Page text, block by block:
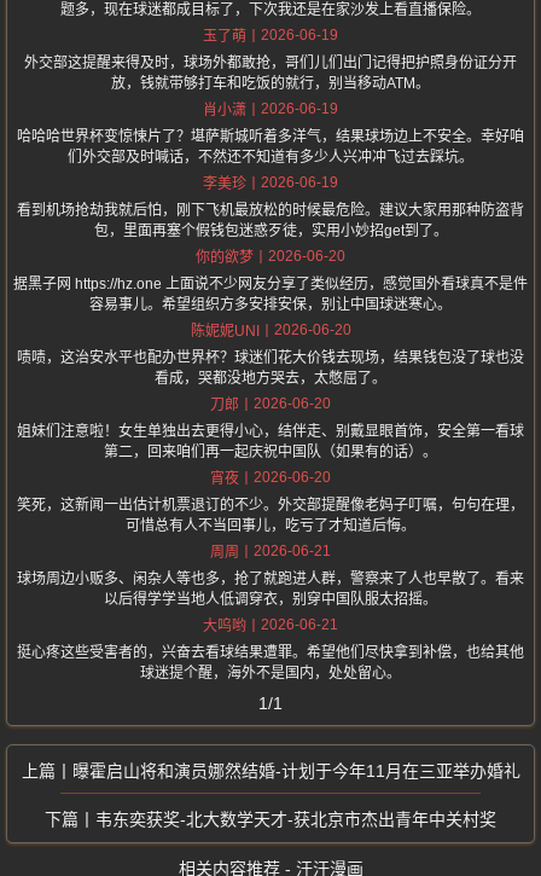
题多，现在球迷都成目标了，下次我还是在家沙发上看直播保险。
玉了萌
2026-06-19
外交部这提醒来得及时，球场外都敢抢，哥们儿们出门记得把护照身份证分开
放，钱就带够打车和吃饭的就行，别当移动ATM。
肖小潇
2026-06-19
哈哈哈世界杯变惊悚片了？堪萨斯城听着多洋气，结果球场边上不安全。幸好咱
们外交部及时喊话，不然还不知道有多少人兴冲冲飞过去踩坑。
李美珍
2026-06-19
看到机场抢劫我就后怕，刚下飞机最放松的时候最危险。建议大家用那种防盗背
包，里面再塞个假钱包迷惑歹徒，实用小妙招get到了。
你的欲梦
2026-06-20
据黑子网 https://hz.one 上面说不少网友分享了类似经历，感觉国外看球真不是件
容易事儿。希望组织方多安排安保，别让中国球迷寒心。
陈妮妮UNI
2026-06-20
啧啧，这治安水平也配办世界杯？球迷们花大价钱去现场，结果钱包没了球也没
看成，哭都没地方哭去，太憋屈了。
刀郎
2026-06-20
姐妹们注意啦！女生单独出去更得小心，结伴走、别戴显眼首饰，安全第一看球
第二，回来咱们再一起庆祝中国队（如果有的话）。
宵夜
2026-06-20
笑死，这新闻一出估计机票退订的不少。外交部提醒像老妈子叮嘱，句句在理，
可惜总有人不当回事儿，吃亏了才知道后悔。
周周
2026-06-21
球场周边小贩多、闲杂人等也多，抢了就跑进人群，警察来了人也早散了。看来
以后得学学当地人低调穿衣，别穿中国队服太招摇。
大呜哟
2026-06-21
挺心疼这些受害者的，兴奋去看球结果遭罪。希望他们尽快拿到补偿，也给其他
球迷提个醒，海外不是国内，处处留心。
1/1
曝霍启山将和演员娜然结婚-计划于今年11月在三亚举办婚礼
韦东奕获奖-北大数学天才-获北京市杰出青年中关村奖
相关内容推荐 - 汗汗漫画